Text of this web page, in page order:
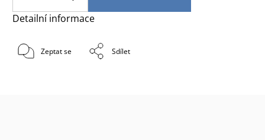
Detailní informace
Zeptat se Sdílet